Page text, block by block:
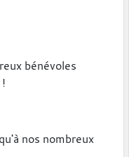
bénévoles
nos nombreux